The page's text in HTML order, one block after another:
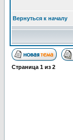
Вернуться к началу
Страница 1 из 2